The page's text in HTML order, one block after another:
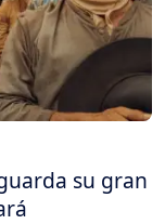
su gran